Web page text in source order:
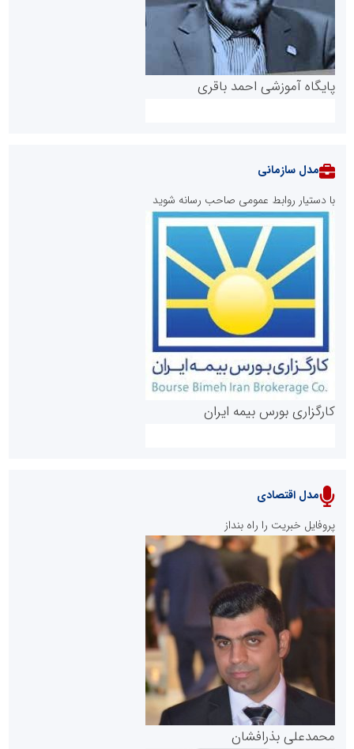
پایگاه آموزشی احمد باقری
روابط عمومی خبرگزاری گزارش خبر
پایگاه خبری نهضت ملی مسکن
پایگاه خبری گفتمان یزد
مدل سازمانی
با دستیار روابط عمومی صاحب رسانه شوید
کارگزاری بورس بیمه ایران
سازمان بورس و اوراق بهادار
مرجع اخبار موثق در بازارسرمایه
مدل اقتصادی
پروفایل خبریت را راه بنداز
محمدعلی بذرافشان